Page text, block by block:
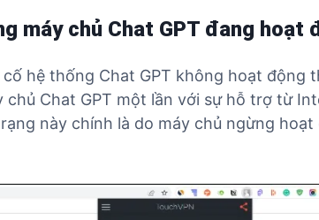
máy chủ Chat GPT đang hoạt
hệ thống Chat GPT không hoạt động
chủ Chat GPT một lần với sự hỗ trợ từ
này chính là do máy chủ ngừng